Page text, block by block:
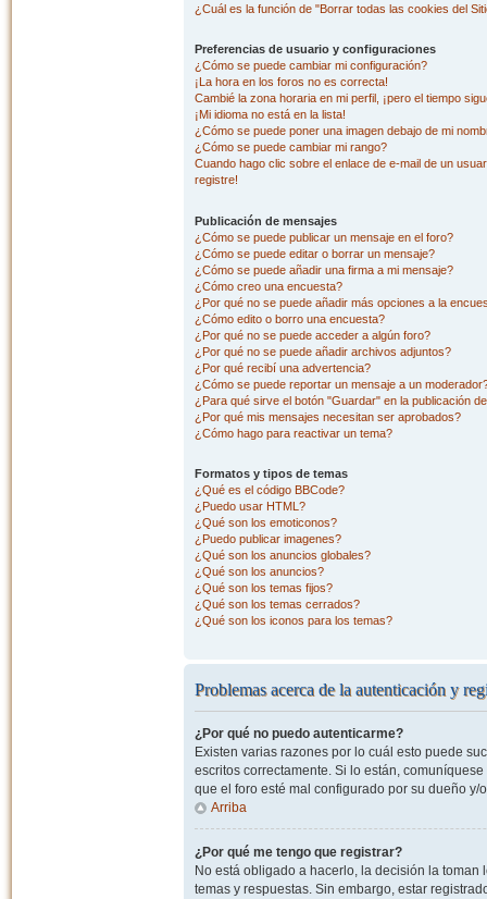
¿Cuál es la función de "Borrar todas las cookies del
Preferencias de usuario y configuraciones
¿Cómo se puede cambiar mi configuración?
¡La hora en los foros no es correcta!
Cambié la zona horaria en mi perfil, ¡pero el tiempo
¡Mi idioma no está en la lista!
¿Cómo se puede poner una imagen debajo de mi
¿Cómo se puede cambiar mi rango?
Cuando hago clic sobre el enlace de e-mail de un
registre!
Publicación de mensajes
¿Cómo se puede publicar un mensaje en el foro?
¿Cómo se puede editar o borrar un mensaje?
¿Cómo se puede añadir una firma a mi mensaje?
¿Cómo creo una encuesta?
¿Por qué no se puede añadir más opciones a la
¿Cómo edito o borro una encuesta?
¿Por qué no se puede acceder a algún foro?
¿Por qué no se puede añadir archivos adjuntos?
¿Por qué recibí una advertencia?
¿Cómo se puede reportar un mensaje a un
¿Para qué sirve el botón "Guardar" en la publicación
¿Por qué mis mensajes necesitan ser aprobados?
¿Cómo hago para reactivar un tema?
Formatos y tipos de temas
¿Qué es el código BBCode?
¿Puedo usar HTML?
¿Qué son los emoticonos?
¿Puedo publicar imagenes?
¿Qué son los anuncios globales?
¿Qué son los anuncios?
¿Qué son los temas fijos?
¿Qué son los temas cerrados?
¿Qué son los iconos para los temas?
Problemas acerca de la autenticación y
¿Por qué no puedo autenticarme?
Existen varias razones por lo cuál esto puede
escritos correctamente. Si lo están,
que el foro esté mal configurado por su dueño
Arriba
¿Por qué me tengo que registrar?
No está obligado a hacerlo, la decisión la
temas y respuestas. Sin embargo, estar